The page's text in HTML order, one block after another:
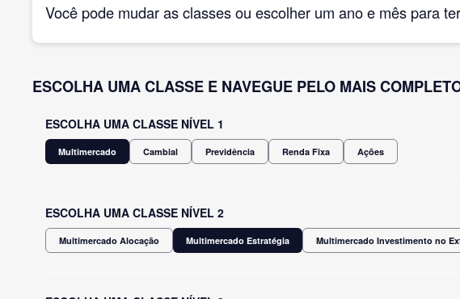
Você pode mudar as classes ou escolher um ano e mês para
ESCOLHA UMA CLASSE E NAVEGUE PELO MAIS
ESCOLHA UMA CLASSE NÍVEL 1
Multimercado Cambial Previdência Renda Fixa Ações
ESCOLHA UMA CLASSE NÍVEL 2
Multimercado Alocação Multimercado Estratégia Multimercado Investimento no